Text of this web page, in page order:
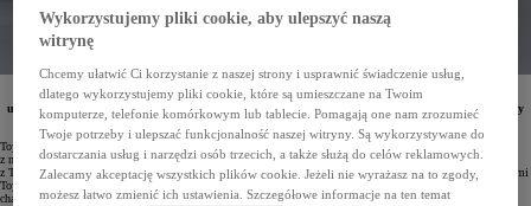
Nowa Toyota GR Yaris z mocniejszym silnikiem 280 KM, napędem na cztery koła GR-FOUR oraz
ulepszonym zawieszeniem jest cały czas dostępna od 214 900 zł. Największym zainteresowaniem cieszy
się hot-hatch w wersji z nową 8-biegową skrzynią automatyczną GAZOO Racing Direct.
Toyota GR Yaris szybko zdobyła miano kultowego hot-hatcha i jest postrzegana przez klientów jako jeden
z najlepszych modeli sportowych w historii marki. Pojazd został stworzony przez zespół inżynierów
z TOYOTA GAZOO Racing, którzy współpracowali z doświadczonymi kierowcami rajdowymi i wyścigowymi
Toyoty podczas procesu projektowania i testowania. W efekcie powstało niezrównane auto o sportowym
charakterze.
Wykorzystujemy pliki cookie, aby ulepszyć naszą
witrynę
Chcemy ułatwić Ci korzystanie z naszej strony i usprawnić świadczenie usług,
dlatego wykorzystujemy pliki cookie, które są umieszczane na Twoim
komputerze, telefonie komórkowym lub tablecie. Pomagają one nam zrozumieć
Twoje potrzeby i ulepszać funkcjonalność naszej witryny. Są wykorzystywane do
dostarczania usług i narzędzi osób trzecich, a także służą do celów reklamowych.
Zalecamy akceptację wszystkich plików cookie. Jeżeli nie wyrażasz na to zgody,
możesz łatwo zmienić ich ustawienia. Szczegółowe informacje na ten temat